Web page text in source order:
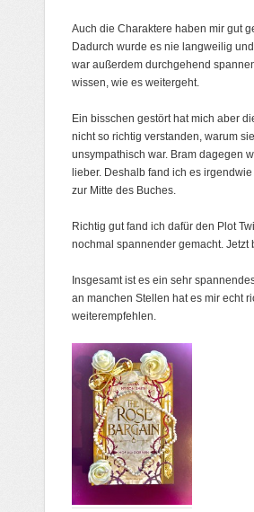
Auch die Charaktere haben mir gut
Dadurch wurde es nie langweilig
war außerdem durchgehend
wissen, wie es weitergeht.
Ein bisschen gestört hat mich aber
nicht so richtig verstanden, warum
unsympathisch war. Bram dagegen
lieber. Deshalb fand ich es
zur Mitte des Buches.
Richtig gut fand ich dafür den Plot
nochmal spannender gemacht.
Insgesamt ist es ein sehr
an manchen Stellen hat es mir echt
weiterempfehlen.